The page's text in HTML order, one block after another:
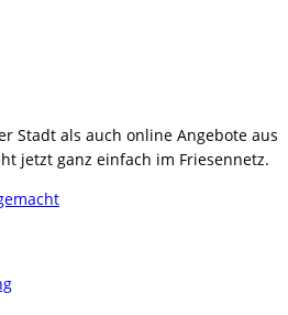
Stadt als auch online Angebote aus
jetzt ganz einfach im Friesennetz.